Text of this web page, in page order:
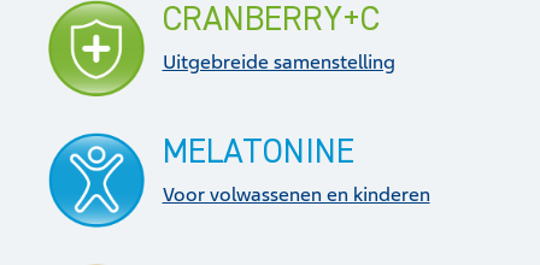
CRANBERRY+C
Uitgebreide samenstelling
MELATONINE
Voor volwassenen en kinderen